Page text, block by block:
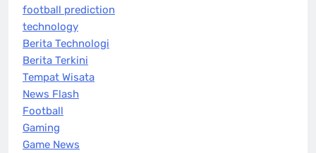
football prediction
technology
Berita Technologi
Berita Terkini
Tempat Wisata
News Flash
Football
Gaming
Game News